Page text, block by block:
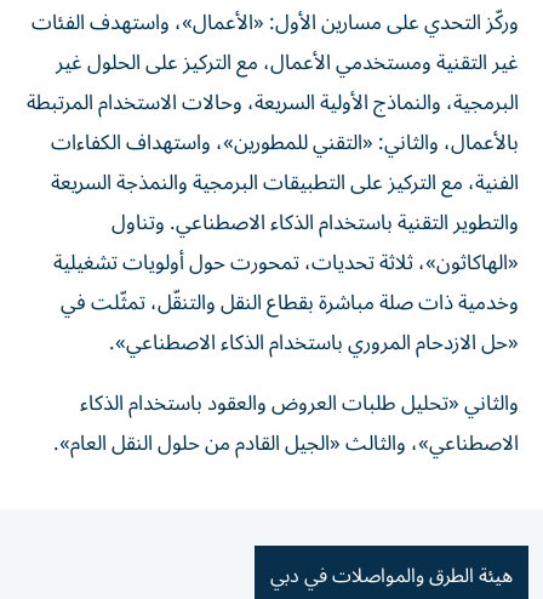
وركّز التحدي على مسارين الأول: «الأعمال»، واستهدف الفئات
غير التقنية ومستخدمي الأعمال، مع التركيز على الحلول غير
البرمجية، والنماذج الأولية السريعة، وحالات الاستخدام المرتبطة
بالأعمال، والثاني: «التقني للمطورين»، واستهداف الكفاءات
الفنية، مع التركيز على التطبيقات البرمجية والنمذجة السريعة
والتطوير التقنية باستخدام الذكاء الاصطناعي. وتناول
«الهاكاثون»، ثلاثة تحديات، تمحورت حول أولويات تشغيلية
وخدمية ذات صلة مباشرة بقطاع النقل والتنقّل، تمثّلت في
«حل الازدحام المروري باستخدام الذكاء الاصطناعي».
والثاني «تحليل طلبات العروض والعقود باستخدام الذكاء
الاصطناعي»، والثالث «الجيل القادم من حلول النقل العام».
هيئة الطرق والمواصلات في دبي